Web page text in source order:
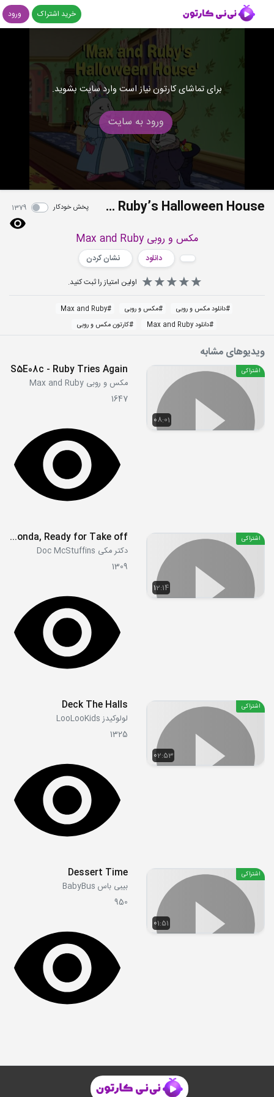
خرید اشتراک ورود
برای تماشای کارتون نیاز است وارد سایت بشوید.
ورود به سایت
S5E22b - Max and Ruby’s Halloween House پخش خودکار 1379
مکس و روبی Max and Ruby
دانلود
نشان کردن
اولین امتیاز را ثبت کنید.
#دانلود مکس و روبی #مکس و روبی #
Max and Ruby
#دانلود Max and Ruby #کارتون مکس و روبی
ویدیوهای مشابه
08:01
اشتراکی S5E08c - Ruby Tries Again
مکس و روبی Max and Ruby
1647
12:14
اشتراکی S01E09a - Rescue Ronda, Ready for Take off
دکتر مکی Doc McStuffins
1309
02:53
اشتراکی Deck The Halls
لولوکیدز LooLooKids
1325
01:51
اشتراکی Dessert Time
بیبی باس BabyBus
950